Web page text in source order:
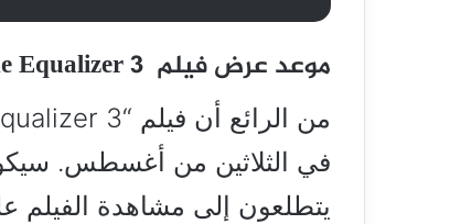
موعد عرض فيلم The Equalizer 3
في الثلاثين من أغسطس.
يتطلعون إلى مشاهدة الفيلم